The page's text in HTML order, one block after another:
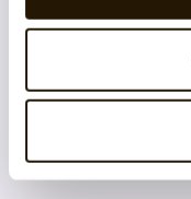
OM OS